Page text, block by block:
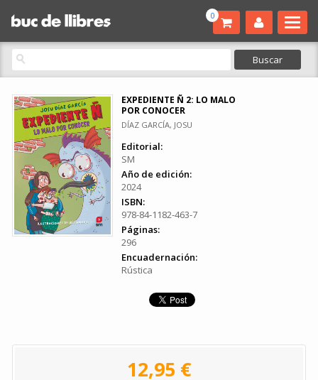
0
EXPEDIENTE Ñ 2: LO MALO
POR CONOCER
DÍAZ GARCÍA, JOSU
Editorial:
SM
Año de edición:
2024
ISBN:
978-84-1182-463-7
Páginas:
296
Encuadernación:
Rústica
12,95 €